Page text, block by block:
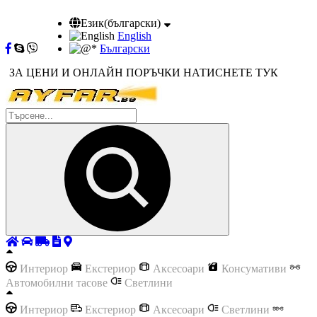
Език(български)
English
Български
ЗА ЦЕНИ И ОНЛАЙН ПОРЪЧКИ НАТИСНЕТЕ ТУК
Интериор Екстериор Аксесоари
Консумативи
Автомобилни тасове
Светлини
Интериор Екстериор Аксесоари Светлини